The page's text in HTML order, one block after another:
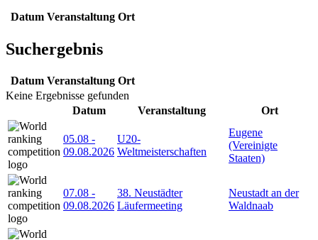
Datum Veranstaltung Ort
Suchergebnis
Datum Veranstaltung Ort
Keine Ergebnisse gefunden
Datum
Veranstaltung Ort
05.08 -
09.08.2026
U20-
Weltmeisterschaften
Eugene
(Vereinigte
Staaten)
07.08 -
09.08.2026
38. Neustädter
Läufermeeting
Neustadt an der
Waldnaab